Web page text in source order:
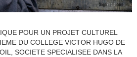
POUR UN PROJET CULTUREL
DU COLLEGE VICTOR HUGO DE
SOCIETE SPECIALISEE DANS LA